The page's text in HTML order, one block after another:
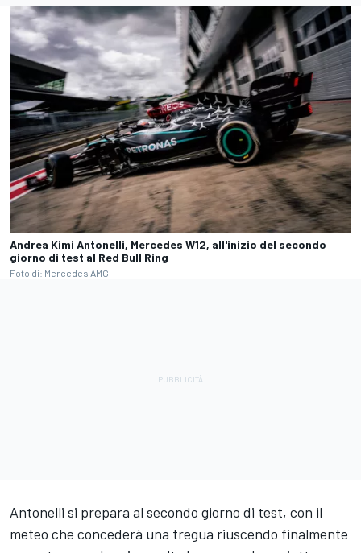
Andrea Kimi Antonelli, Mercedes W12, all'inizio del secondo
giorno di test al Red Bull Ring
Foto di: Mercedes AMG
Antonelli si prepara al secondo giorno di test, con il
meteo che concederà una tregua riuscendo finalmente